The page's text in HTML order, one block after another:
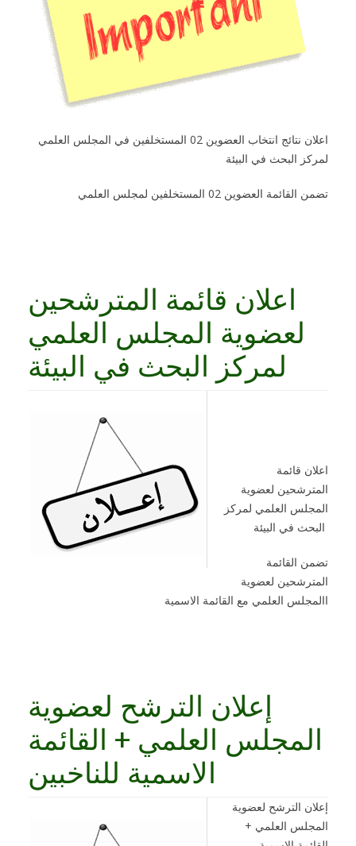
اعلان نتائج انتخاب العضوين 02 المستخلفين في المجلس العلمي
لمركز البحث في البيئة
تضمن القائمة العضوين 02 المستخلفين لمجلس العلمي
اعلان قائمة المترشحين
لعضوية المجلس العلمي
لمركز البحث في البيئة
اعلان قائمة
المترشحين لعضوية
المجلس العلمي لمركز
البحث
المترشحين لعضوية
االمجلس العلمي مع القائمة الاسمية
إعلان الترشح لعضوية
المجلس العلمي + القائمة
المجلس العلمي +